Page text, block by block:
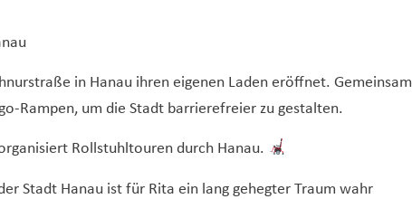
in Hanau ihren eigenen Laden eröffnet. Gemeinsam
Rampen, um die Stadt barrierefreier zu gestalten.
Rollstuhltouren durch Hanau.
Stadt Hanau ist für Rita ein lang gehegter Traum wahr